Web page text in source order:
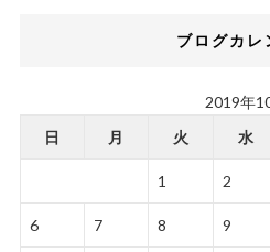
ブログカレ
2019年
日
月 火 水
1 2
6 7 8 9